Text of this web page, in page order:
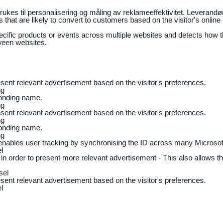
til personalisering og måling av reklameeffektivitet.
that are likely to convert to customers based on the visitor's
products or events across multiple websites and detects
websites.
relevant advertisement based on the visitor's preferences.
name.
relevant advertisement based on the visitor's preferences.
name.
user tracking by synchronising the ID across many
order to present more relevant advertisement - This also allows
relevant advertisement based on the visitor's preferences.